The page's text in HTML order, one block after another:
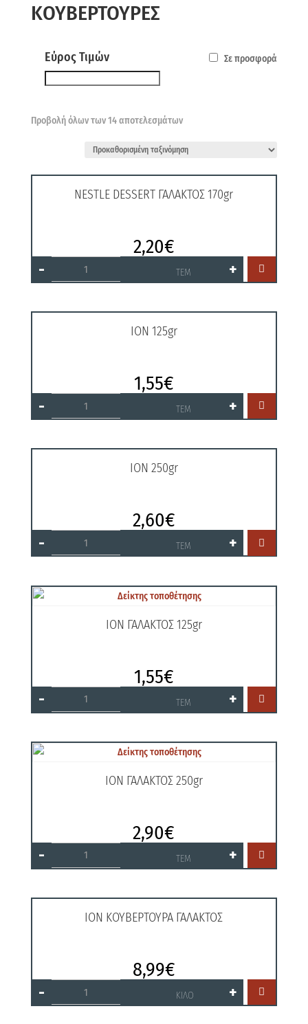
ΚΟΥΒΕΡΤΟΥΡΕΣ
Εύρος Τιμών Σε προσφορά
Προβολή όλων των 14 αποτελεσμάτων
NESTLE DESSERT ΓΑΛΑΚΤΟΣ 170gr
2,20€
-
NESTLE
DESSERT
ΓΑΛΑΚΤΟΣ
+
ΤΕΜ 
ΙΟΝ 125gr
1,55€
-
ΙΟΝ
ποσότητα
+
ΤΕΜ 
ΙΟΝ 250gr
2,60€
-
ΙΟΝ
ποσότητα
+
ΤΕΜ 
ΙΟΝ ΓΑΛΑΚΤΟΣ 125gr
1,55€
-
ΙΟΝ
ΓΑΛΑΚΤΟΣ
125gr
+
ΤΕΜ 
ΙΟΝ ΓΑΛΑΚΤΟΣ 250gr
2,90€
-
ΙΟΝ
ΓΑΛΑΚΤΟΣ
250gr
+
ΤΕΜ 
ΙΟΝ ΚΟΥΒΕΡΤΟΥΡΑ ΓΑΛΑΚΤΟΣ
8,99€
-
ΙΟΝ
ΚΟΥΒΕΡΤΟΥΡΑ
ΓΑΛΑΚΤΟΣ
+
ΚΙΛΟ 